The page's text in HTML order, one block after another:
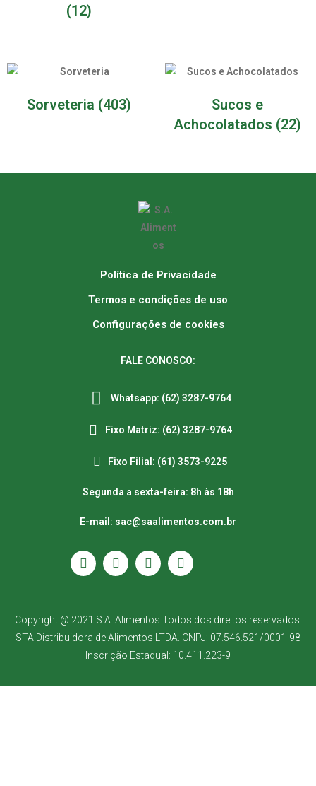
(12)
Sorveteria (403)
Sucos e
Achocolatados (22)
Política de Privacidade
Termos e condições de uso
Configurações de cookies
FALE CONOSCO:
Whatsapp: (62) 3287-9764
Fixo Matriz: (62) 3287-9764
Fixo Filial: (61) 3573-9225
Segunda a sexta-feira: 8h às 18h
E-mail: sac@saalimentos.com.br
Copyright @ 2021 S.A. Alimentos Todos dos direitos reservados.
STA Distribuidora de Alimentos LTDA. CNPJ: 07.546.521/0001-98
Inscrição Estadual: 10.411.223-9